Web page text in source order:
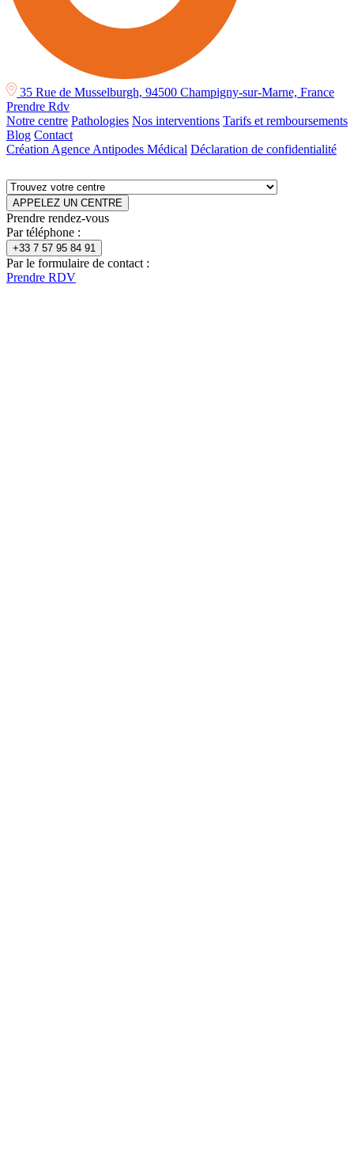
35 Rue de Musselburgh, 94500 Champigny-sur-Marne, France
Prendre Rdv
Notre centre Pathologies Nos interventions Tarifs et remboursements
Blog Contact
Création Agence Antipodes Médical Déclaration de confidentialité
APPELEZ UN CENTRE
Prendre rendez-vous
Par téléphone :
+33 7 57 95 84 91
Par le formulaire de contact :
Prendre RDV